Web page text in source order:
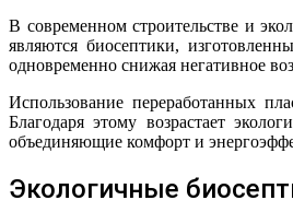
В современном строительстве и
являются биосептики,
одновременно снижая негативное
Использование переработанных пластиковых материалов в производстве биосептиков способствует уменьшению объема отходов и уменьшает необходимость добычи новых ресурсов.
Благодаря этому возрастает
объединяющие комфорт и
Экологичные